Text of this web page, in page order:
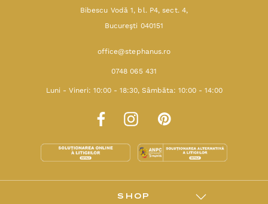
Bibescu Vodă 1, bl. P4, sect. 4,
Bucureşti 040151
office@stephanus.ro
0748 065 431
Luni - Vineri: 10:00 - 18:30, Sâmbăta: 10:00 - 14:00
SHOP